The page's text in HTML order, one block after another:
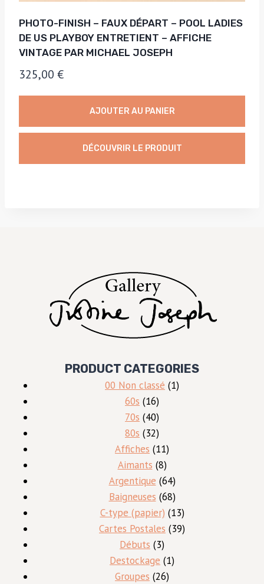
PHOTO-FINISH – FAUX DÉPART – POOL LADIES
DE US PLAYBOY ENTRETIENT – AFFICHE
VINTAGE PAR MICHAEL JOSEPH
325,00 €
AJOUTER AU PANIER
DÉCOUVRIR LE PRODUIT
PRODUCT CATEGORIES
00 Non classé 11
60s 1616
produits
70s 4040
produits
80s 3232
produits
Affiches 1111
produits
Aimants 88
produits
Argentique 6464
produits
Baigneuses 6868
produits
C-type (papier) 1313
produits
Cartes Postales 3939
Débuts 33
produits
Destockage 11
Groupes 2626